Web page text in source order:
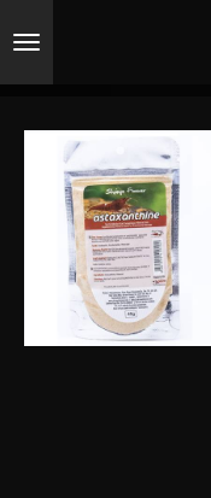
direct
hoofdinhoud